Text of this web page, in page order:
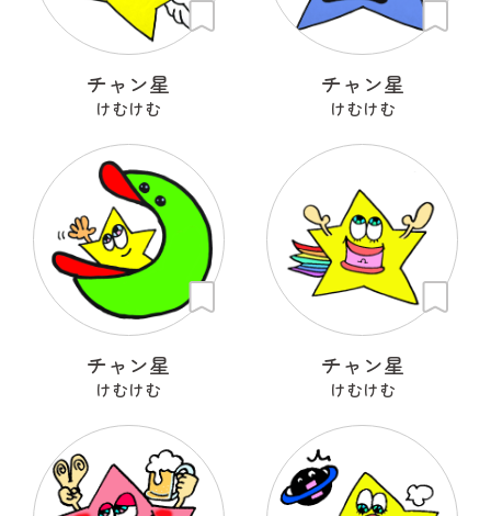
チャン星
けむけむ
チャン星
けむけむ
チャン星
けむけむ
チャン星
けむけむ